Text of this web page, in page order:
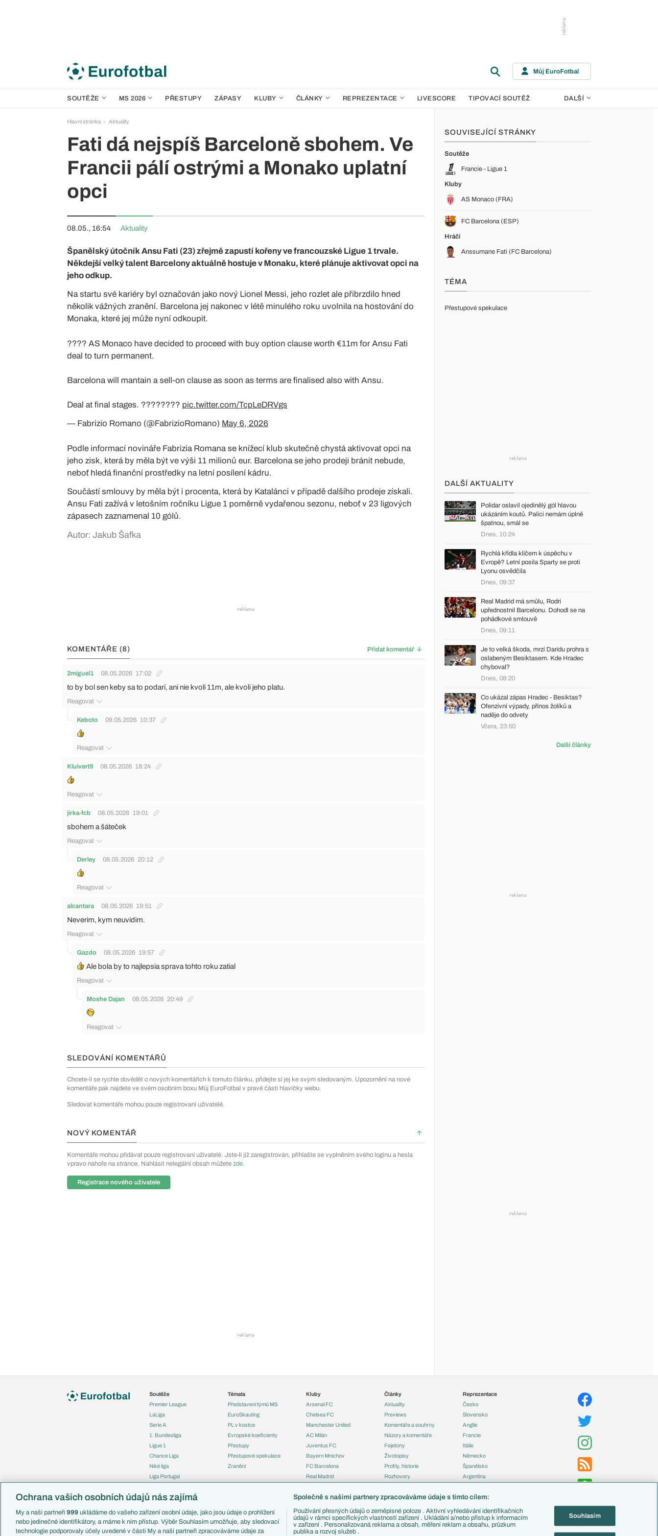
Můj EuroFotbal
SOUTĚŽE MS 2026 PŘESTUPY ZÁPASY KLUBY ČLÁNKY REPREZENTACE LIVESCORE TIPOVACÍ SOUTĚŽ DALŠÍ
Hlavní stránka Aktuality
Fati dá nejspíš Barceloně sbohem. Ve
Francii pálí ostrými a Monako uplatní
opci
08.05., 16:54 Aktuality
Španělský útočník Ansu Fati (23) zřejmě zapustí kořeny ve francouzské Ligue 1 trvale.
Někdejší velký talent Barcelony aktuálně hostuje v Monaku, které plánuje aktivovat opci na
jeho odkup.
Na startu své kariéry byl označován jako nový Lionel Messi, jeho rozlet ale přibrzdilo hned
několik vážných zranění. Barcelona jej nakonec v létě minulého roku uvolnila na hostování do
Monaka, které jej může nyní odkoupit.
???? AS Monaco have decided to proceed with buy option clause worth €11m for Ansu Fati
deal to turn permanent.
Barcelona will mantain a sell-on clause as soon as terms are finalised also with Ansu.
Deal at final stages. ???????? pic.twitter.com/TcpLeDRVgs
— Fabrizio Romano (@FabrizioRomano) May 6, 2026
Podle informací novináře Fabrizia Romana se knížecí klub skutečně chystá aktivovat opci na
jeho zisk, která by měla být ve výši 11 milionů eur. Barcelona se jeho prodeji bránit nebude,
neboť hledá finanční prostředky na letní posílení kádru.
Součástí smlouvy by měla být i procenta, která by Katalánci v případě dalšího prodeje získali.
Ansu Fati zažívá v letošním ročníku Ligue 1 poměrně vydařenou sezonu, neboť v 23 ligových
zápasech zaznamenal 10 gólů.
Autor: Jakub Šafka
KOMENTÁŘE (8) Přidat komentář
2miguel1 08.05.2026 17:02
to by bol sen keby sa to podarí, ani nie kvoli 11m, ale kvoli jeho platu.
Reagovat
Keboto 09.05.2026 10:37
Reagovat
Kluivert9 08.05.2026 18:24
Reagovat
jirka-fcb 08.05.2026 19:01
sbohem a šáteček
Reagovat
Derley 08.05.2026 20:12
Reagovat
alcantara 08.05.2026 19:51
Neverim, kym neuvidim.
Reagovat
Gazdo 08.05.2026 19:57
Ale bola by to najlepsia sprava tohto roku zatial
Reagovat
Moshe Dajan 08.05.2026 20:49
Reagovat
SLEDOVÁNÍ KOMENTÁŘŮ
Chcete-li se rychle dovědět o nových komentářích k tomuto článku, přidejte si jej ke svým sledovaným. Upozornění na nové
komentáře pak najdete ve svém osobním boxu Můj EuroFotbal v pravé části hlavičky webu.
Sledovat komentáře mohou pouze registrovaní uživatelé.
NOVÝ KOMENTÁŘ
Komentáře mohou přidávat pouze registrovaní uživatelé. Jste-li již zaregistrován, přihlašte se vyplněním svého loginu a hesla
vpravo nahoře na stránce. Nahlásit nelegální obsah můžete zde.
Registrace nového uživatele
SOUVISEJÍCÍ STRÁNKY
Soutěže
Francie - Ligue 1
Kluby
AS Monaco (FRA)
FC Barcelona (ESP)
Hráči
Anssumane Fati (FC Barcelona)
TÉMA
Přestupové spekulace
DALŠÍ AKTUALITY
Polidar oslavil ojedinělý gól hlavou
ukázáním koutů. Palici nemám úplně
špatnou, smál se
Dnes, 10:24
Rychlá křídla klíčem k úspěchu v
Evropě? Letní posila Sparty se proti
Lyonu osvědčila
Dnes, 09:37
Real Madrid má smůlu, Rodri
upřednostnil Barcelonu. Dohodl se na
pohádkové smlouvě
Dnes, 09:11
Je to velká škoda, mrzí Daridu prohra s
oslabeným Besiktasem. Kde Hradec
chyboval?
Dnes, 08:20
Co ukázal zápas Hradec - Besiktas?
Ofenzivní výpady, přínos žolíků a
naděje do odvety
Včera, 23:50
Další články
Soutěže
Premier League
LaLiga
Serie A
1. Bundesliga
Ligue 1
Chance Liga
Niké liga
Liga Portugal
Liga mistrů
Mistrovství světa
Témata
Představení týmů MS
EuroSkauting
PL v kostce
Evropské koeficienty
Přestupy
Přestupové spekulace
Zranění
Kluby
Arsenal FC
Chelsea FC
Manchester United
AC Milán
Juventus FC
Bayern Mnichov
FC Barcelona
Real Madrid
Články
Aktuality
Previews
Komentáře a souhrny
Názory a komentáře
Fejetony
Životopisy
Profily, historie
Rozhovory
Reprezentace
Česko
Slovensko
Anglie
Francie
Itálie
Německo
Španělsko
Argentina
Zápasy
Livescore
Ochrana vašich osobních údajů nás zajímá
My a naši partneři 999 ukládáme do vašeho zařízení osobní údaje, jako jsou údaje o prohlížení
nebo jedinečné identifikátory, a máme k nim přístup. Výběr Souhlasím umožňuje, aby sledovací
technologie podporovaly účely uvedené v části My a naši partneři zpracováváme údaje za
Společně s našimi partnery zpracováváme údaje s tímto cílem:
Používání přesných údajů o zeměpisné poloze . Aktivní vyhledávání identifikačních
údajů v rámci specifických vlastností zařízení . Ukládání a/nebo přístup k informacím
v zařízení . Personalizovaná reklama a obsah, měření reklam a obsahu, průzkum
publika a rozvoj služeb .
Souhlasím